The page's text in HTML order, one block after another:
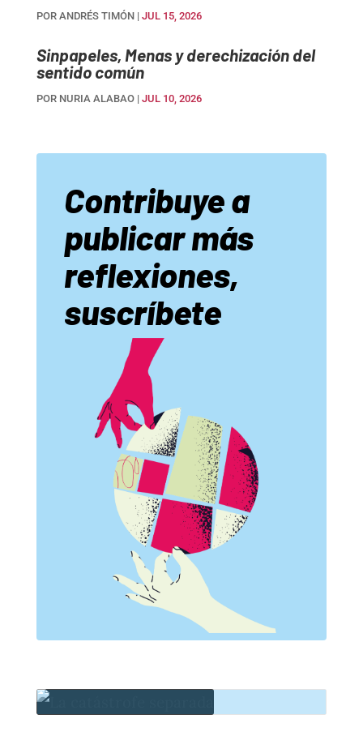
POR ANDRÉS TIMÓN| JUL 15, 2026
Sinpapeles, Menas y derechización del
sentido común
POR NURIA ALABAO| JUL 10, 2026
Contribuye a
publicar más
reflexiones,
suscríbete